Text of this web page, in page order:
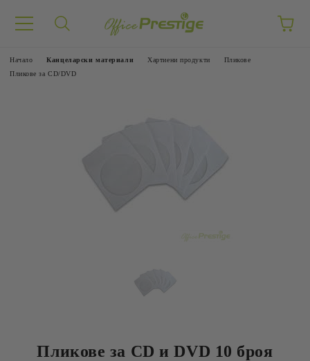
Начало Канцеларски материали Хартиени продукти
Пликове
Пликове за CD/DVD
Пликове за CD и DVD 10 броя